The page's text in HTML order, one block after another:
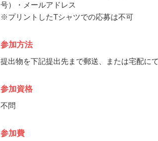
号）・メールアドレス
※プリントしたTシャツでの応募は不可
参加方法
提出物を下記提出先まで郵送、または宅配に
参加資格
不問
参加費